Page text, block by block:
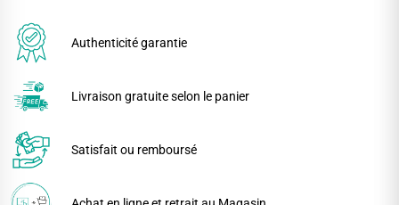
Authenticité garantie
Livraison gratuite selon le panier
Satisfait ou remboursé